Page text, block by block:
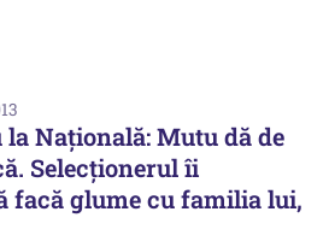
Națională: Mutu dă de
Selecționerul îi
facă glume cu familia lui,